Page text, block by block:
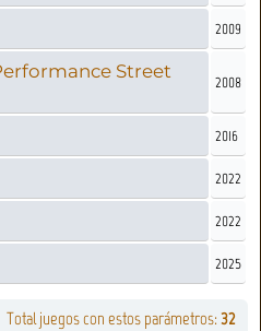
2009
Street
2008
2016
2022
2022
2025
Total juegos con estos parámetros: 32